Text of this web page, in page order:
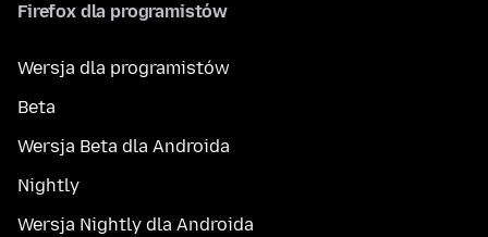
Firefox dla programistów
Wersja dla programistów
Beta
Wersja Beta dla Androida
Nightly
Wersja Nightly dla Androida